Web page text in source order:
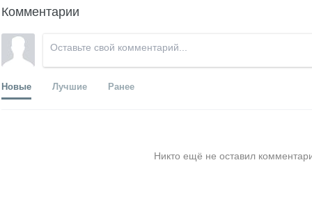
Комментарии
Новые Лучшие Ранее
Никто ещё не оставил